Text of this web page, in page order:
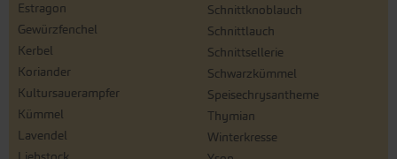
Estragon
Gewürzfenchel
Kerbel
Koriander
Kultursauerampfer
Kümmel
Lavendel
Schnittknoblauch
Schnittlauch
Schnittsellerie
Schwarzkümmel
Speisechrysantheme
Thymian
Winterkresse